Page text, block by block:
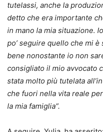
tutelassi, anche la
detto che era importante
in mano la mia situazione.
po’ seguire quello che mi
bene nonostante io non
consigliato il mio avvocato
stata molto più tutelata
che fuori nella vita reale
la mia famiglia”.